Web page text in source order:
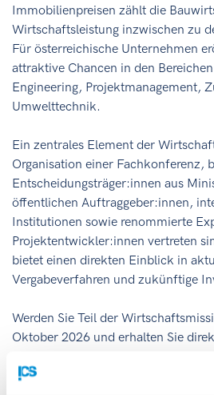
Immobilienpreisen zählt die
Wirtschaftsleistung inzwischen zu
Für österreichische Unternehmen
attraktive Chancen in den
Engineering, Projektmanagement,
Umwelttechnik.
Ein zentrales Element der
Organisation einer Fachkonferenz,
Entscheidungsträger:innen aus
öffentlichen Auftraggeber:innen,
Institutionen sowie renommierte
Projektentwickler:innen vertreten
bietet einen direkten Einblick in
Vergabeverfahren und zukünftige
Werden Sie Teil der
Oktober 2026 und erhalten Sie
Projektentwickler:innen und